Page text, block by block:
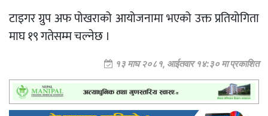
टाइगर ग्रुप अफ पोखराको आयोजनामा भएको उक्त प्रतियोगिता
माघ १९ गतेसम्म चल्नेछ ।
१३ माघ २०८१, आईतवार १४:३० मा प्रकाशित